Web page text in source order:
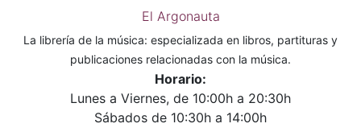
El Argonauta
La librería de la música: especializada en libros, partituras y
publicaciones relacionadas con la música.
Horario:
Lunes a Viernes, de 10:00h a 20:30h
Sábados de 10:30h a 14:00h